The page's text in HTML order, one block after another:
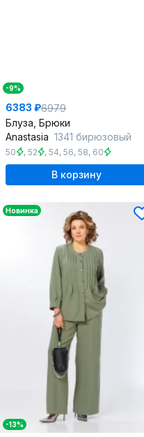
-9%
6383 ₽6979
Блуза, Брюки
Anastasia 1341 бирюзовый
50 , 52 , 54, 56, 58, 60
В корзину
Новинка
-13%